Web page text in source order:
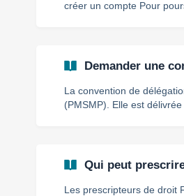
créer un compte Pour poursuivre l’inscription, vous avez trois options : Vous connecter avec votre
Demander une
La convention de
(PMSMP). Elle est
contacter, remplissez ce
Qui peut
Les prescripteurs de droit France Travail Mission Locale Cap emploi Conseil Départemental SIAE